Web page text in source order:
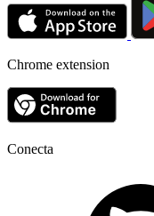
Chrome extension
Conecta